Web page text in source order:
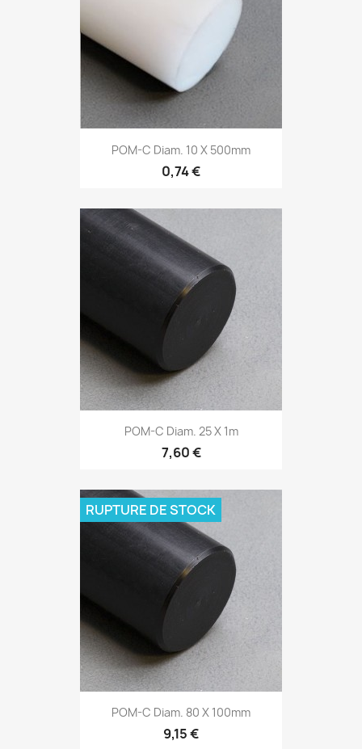
POM-C Diam. 10 X 500mm
0,74 €
POM-C Diam. 25 X 1m
7,60 €
POM-C Diam. 80 X 100mm
9,15 €
RUPTURE DE STOCK